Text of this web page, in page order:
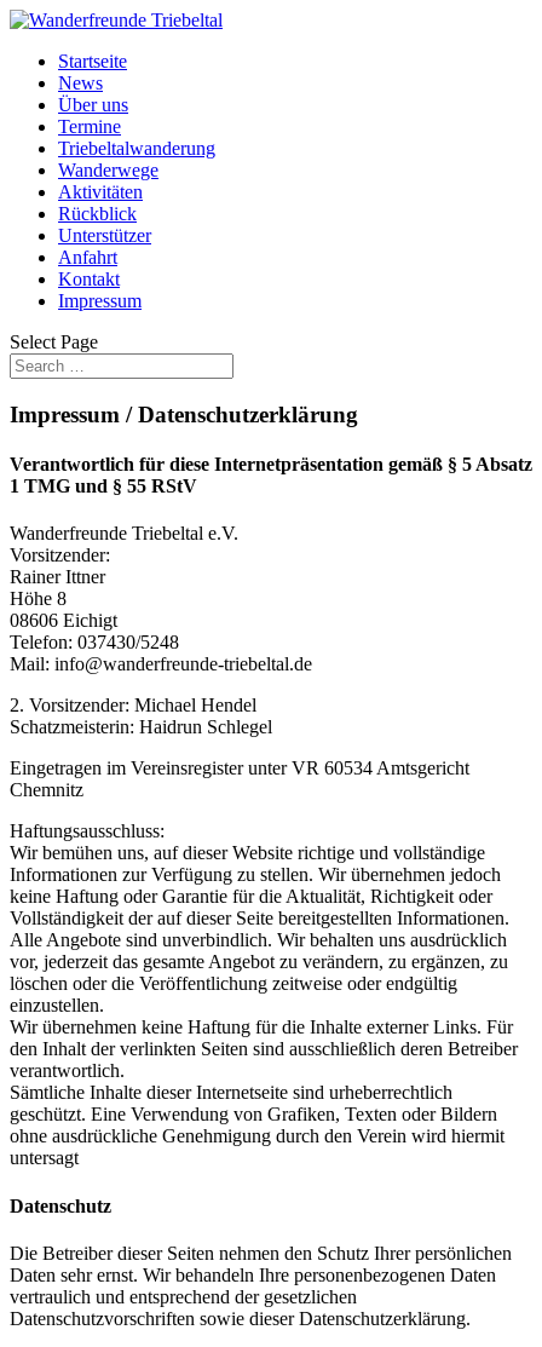
Startseite
News
Über uns
Termine
Triebeltalwanderung
Wanderwege
Aktivitäten
Rückblick
Unterstützer
Anfahrt
Kontakt
Impressum
Select Page
Impressum / Datenschutzerklärung
Verantwortlich für diese Internetpräsentation gemäß § 5 Absatz
1 TMG und § 55 RStV
Wanderfreunde Triebeltal e.V.
Vorsitzender:
Rainer Ittner
Höhe 8
08606 Eichigt
Telefon: 037430/5248
Mail: info@wanderfreunde-triebeltal.de
2. Vorsitzender: Michael Hendel
Schatzmeisterin: Haidrun Schlegel
Eingetragen im Vereinsregister unter VR 60534 Amtsgericht
Chemnitz
Haftungsausschluss:
Wir bemühen uns, auf dieser Website richtige und vollständige
Informationen zur Verfügung zu stellen. Wir übernehmen jedoch
keine Haftung oder Garantie für die Aktualität, Richtigkeit oder
Vollständigkeit der auf dieser Seite bereitgestellten Informationen.
Alle Angebote sind unverbindlich. Wir behalten uns ausdrücklich
vor, jederzeit das gesamte Angebot zu verändern, zu ergänzen, zu
löschen oder die Veröffentlichung zeitweise oder endgültig
einzustellen.
Wir übernehmen keine Haftung für die Inhalte externer Links. Für
den Inhalt der verlinkten Seiten sind ausschließlich deren Betreiber
verantwortlich.
Sämtliche Inhalte dieser Internetseite sind urheberrechtlich
geschützt. Eine Verwendung von Grafiken, Texten oder Bildern
ohne ausdrückliche Genehmigung durch den Verein wird hiermit
untersagt
Datenschutz
Die Betreiber dieser Seiten nehmen den Schutz Ihrer persönlichen
Daten sehr ernst. Wir behandeln Ihre personenbezogenen Daten
vertraulich und entsprechend der gesetzlichen
Datenschutzvorschriften sowie dieser Datenschutzerklärung.